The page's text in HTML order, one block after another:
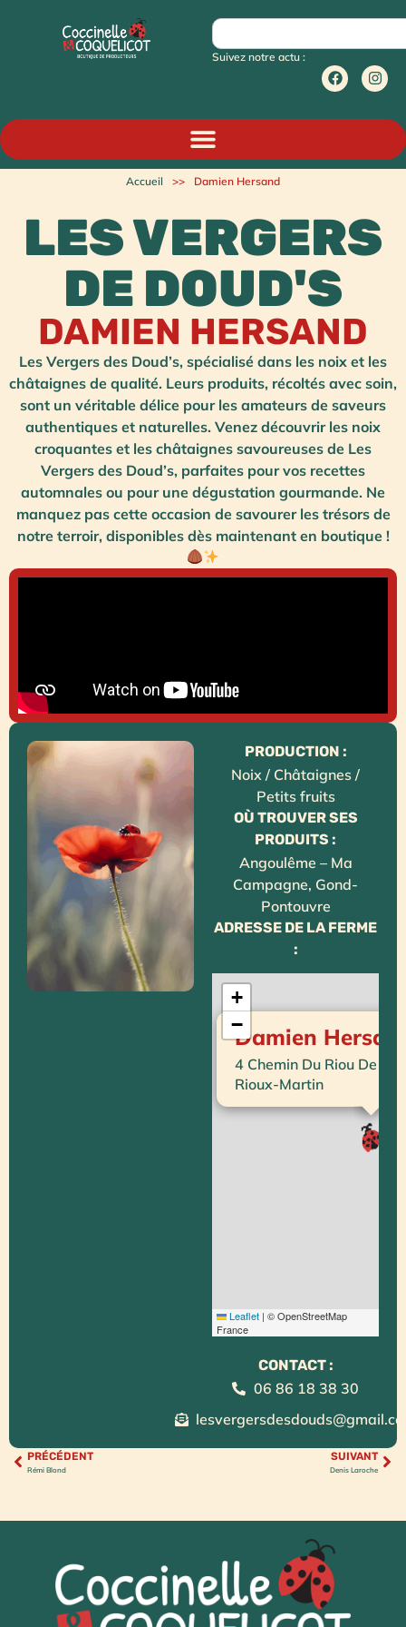
Suivez notre actu :
Accueil >> Damien Hersand
LES VERGERS
DE DOUD'S
DAMIEN HERSAND
Les Vergers des Doud’s, spécialisé dans les noix et les
châtaignes de qualité. Leurs produits, récoltés avec soin,
sont un véritable délice pour les amateurs de saveurs
authentiques et naturelles. Venez découvrir les noix
croquantes et les châtaignes savoureuses de Les
Vergers des Doud’s, parfaites pour vos recettes
automnales ou pour une dégustation gourmande. Ne
manquez pas cette occasion de savourer les trésors de
notre terroir, disponibles dès maintenant en boutique !
PRODUCTION :
Noix / Châtaignes /
Petits fruits
OÙ TROUVER SES
PRODUITS :
Angoulême – Ma
Campagne, Gond-
Pontouvre
ADRESSE DE LA FERME
:
Damien
4 Chemin Du Riou De
Rioux-Martin
+
−
Leaflet | © OpenStreetMap
France
CONTACT :
06 86 18 38 30
PRÉCÉDENT
Rémi Blond
SUIVANT
Denis Laroche